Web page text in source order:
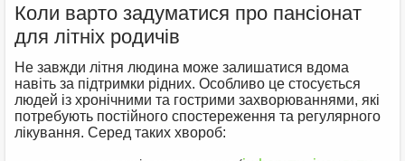
Коли варто задуматися про пансіонат
для літніх родичів
Не завжди літня людина може залишатися вдома
навіть за підтримки рідних. Особливо це стосується
людей із хронічними та гострими захворюваннями, які
потребують постійного спостереження та регулярного
лікування. Серед таких хвороб: